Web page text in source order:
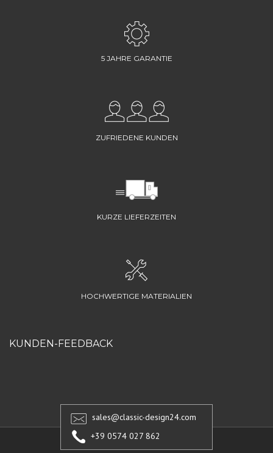
5 JAHRE GARANTIE
ZUFRIEDENE KUNDEN
KURZE LIEFERZEITEN
HOCHWERTIGE MATERIALIEN
KUNDEN-FEEDBACK
sales@classic-design24.com
+39 0574 027 862